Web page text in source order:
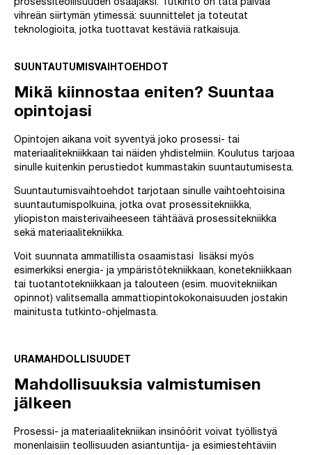
prosessiteollisuuden osaajaksi. Tutkinto on tätä päivää
vihreän siirtymän ytimessä: suunnittelet ja toteutat
teknologioita, jotka tuottavat kestäviä ratkaisuja.
SUUNTAUTUMISVAIHTOEHDOT
Mikä kiinnostaa eniten? Suuntaa
opintojasi
Opintojen aikana voit syventyä joko prosessi- tai
materiaalitekniikkaan tai näiden yhdistelmiin. Koulutus tarjoaa
sinulle kuitenkin perustiedot kummastakin suuntautumisesta.
Suuntautumisvaihtoehdot tarjotaan sinulle vaihtoehtoisina
suuntautumispolkuina, jotka ovat prosessitekniikka,
yliopiston maisterivaiheeseen tähtäävä prosessitekniikka
sekä materiaalitekniikka.
Voit suunnata ammatillista osaamistasi lisäksi myös
esimerkiksi energia- ja ympäristötekniikkaan, konetekniikkaan
tai tuotantotekniikkaan ja talouteen (esim. muovitekniikan
opinnot) valitsemalla ammattiopintokokonaisuuden jostakin
mainitusta tutkinto-ohjelmasta.
URAMAHDOLLISUUDET
Mahdollisuuksia valmistumisen
jälkeen
Prosessi- ja materiaalitekniikan insinöörit voivat työllistyä
monenlaisiin teollisuuden asiantuntija- ja esimiestehtäviin